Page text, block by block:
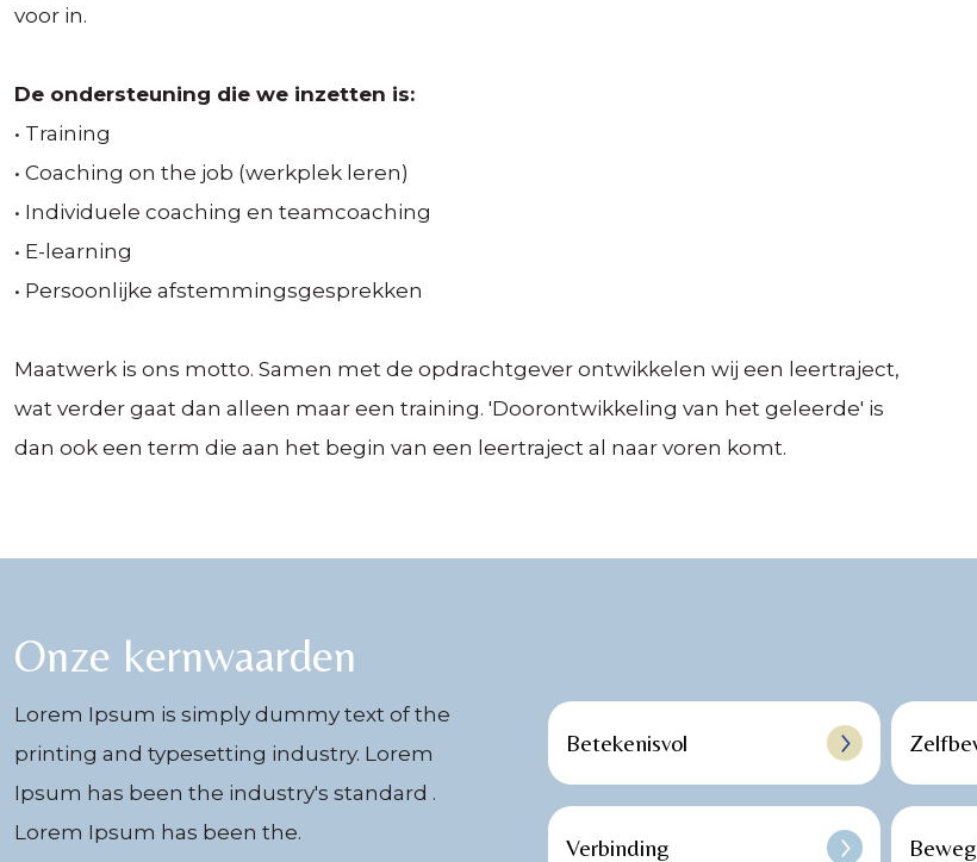
voor in.
De ondersteuning die we inzetten is:
• Training
• Coaching on the job (werkplek leren)
• Individuele coaching en teamcoaching
• E-learning
• Persoonlijke afstemmingsgesprekken
Maatwerk is ons motto. Samen met de opdrachtgever ontwikkelen wij een leertraject,
wat verder gaat dan alleen maar een training. 'Doorontwikkeling van het geleerde' is
dan ook een term die aan het begin van een leertraject al naar voren komt.
Onze kernwaarden
Lorem Ipsum is simply dummy text of the
printing and typesetting industry. Lorem
Ipsum has been the industry's standard .
Lorem Ipsum has been the.
Betekenisvol
Verbinding